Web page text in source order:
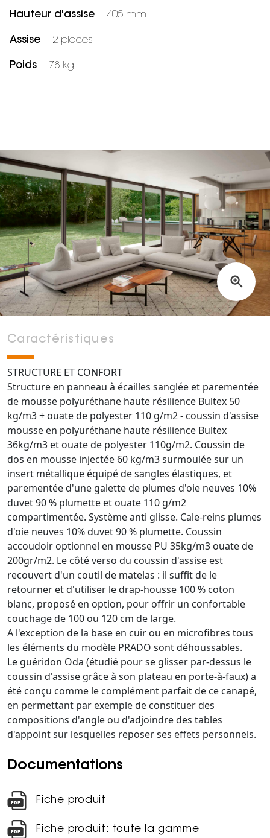
Hauteur d'assise 405 mm
Assise 2 places
Poids 78 kg
Caractéristiques
STRUCTURE ET CONFORT
Structure en panneau à écailles sanglée et parementée
de mousse polyuréthane haute résilience Bultex 50
kg/m3 + ouate de polyester 110 g/m2 - coussin d'assise
mousse en polyuréthane haute résilience Bultex
36kg/m3 et ouate de polyester 110g/m2. Coussin de
dos en mousse injectée 60 kg/m3 surmoulée sur un
insert métallique équipé de sangles élastiques, et
parementée d'une galette de plumes d'oie neuves 10%
duvet 90 % plumette et ouate 110 g/m2
compartimentée. Système anti glisse. Cale-reins plumes
d'oie neuves 10% duvet 90 % plumette. Coussin
accoudoir optionnel en mousse PU 35kg/m3 ouate de
200gr/m2. Le côté verso du coussin d'assise est
recouvert d'un coutil de matelas : il suffit de le
retourner et d'utiliser le drap-housse 100 % coton
blanc, proposé en option, pour offrir un confortable
couchage de 100 ou 120 cm de large.
A l'exception de la base en cuir ou en microfibres tous
les éléments du modèle PRADO sont déhoussables.
Le guéridon Oda (étudié pour se glisser par-dessus le
coussin d'assise grâce à son plateau en porte-à-faux) a
été conçu comme le complément parfait de ce canapé,
en permettant par exemple de constituer des
compositions d'angle ou d'adjoindre des tables
d'appoint sur lesquelles reposer ses effets personnels.
Documentations
Fiche produit
Fiche produit: toute la gamme